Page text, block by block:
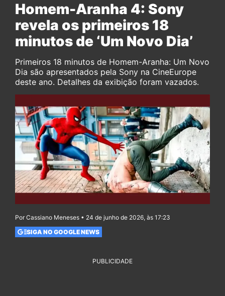
Homem-Aranha 4: Sony
revela os primeiros 18
minutos de ‘Um Novo Dia’
Primeiros 18 minutos de Homem-Aranha: Um Novo
Dia são apresentados pela Sony na CineEurope
deste ano. Detalhes da exibição foram vazados.
Por Cassiano Meneses • 24 de junho de 2026, às 17:23
SIGA NO GOOGLE NEWS
PUBLICIDADE